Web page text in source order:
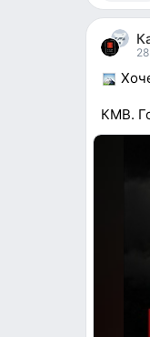
20
reacted
КМВ.